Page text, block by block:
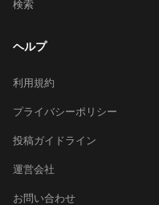
検索
ヘルプ
利用規約
プライバシーポリシー
投稿ガイドライン
運営会社
お問い合わせ